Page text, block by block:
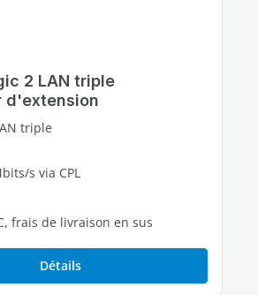
2 LAN triple
d'extension
triple
s via CPL
Gigabit libres
frais de livraison en sus
Détails